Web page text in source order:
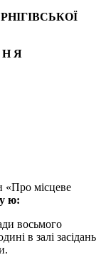
Н Я
місцеве
у ю:
восьмого
в залі засідань